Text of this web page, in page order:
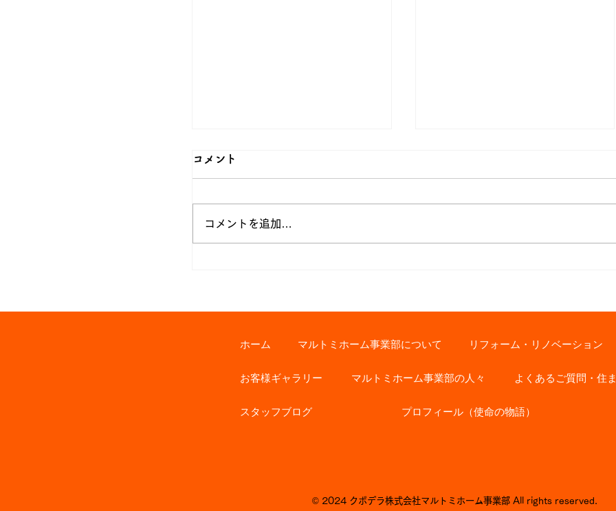
コメント
コメントを追加…
© 2024 クボデラ株式会社マルトミホーム事業部 All rights reserved.
ホーム マルトミホーム事業部について リフォーム・リノベーション
お客様ギャラリー マルトミホーム事業部の人々 よくあるご質問・住
スタッフブログ プロフィール（使命の物語）